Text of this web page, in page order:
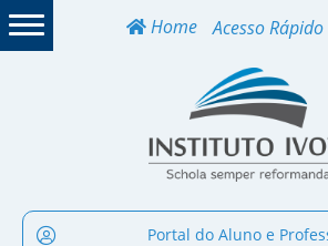
Home Acesso Rápido
Portal do Aluno e